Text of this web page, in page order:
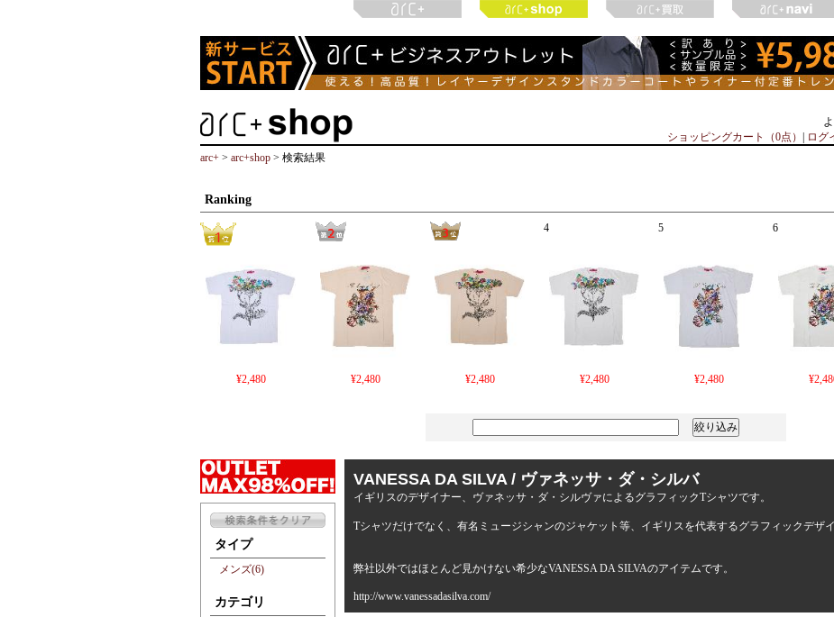
ショッピングカート（0点）
ログ
arc+ > arc+shop > 検索結果
Ranking
¥2,480 ¥2,480 ¥2,480
4
¥2,480
5
¥2,480
6
タイプ
メンズ(6)
カテゴリ
VANESSA DA SILVA / ヴァネッサ・ダ・シルバ
イギリスのデザイナー、ヴァネッサ・ダ・シルヴァによるグラフィックTシャツです。
Tシャツだけでなく、有名ミュージシャンのジャケット等、イギリスを代表するグラフィックデザ
弊社以外ではほとんど見かけない希少なVANESSA DA SILVAのアイテムです。
http://www.vanessadasilva.com/